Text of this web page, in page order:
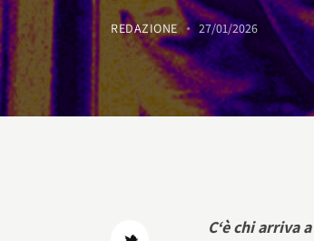
REDAZIONE 27/01/2026
C‘è chi arriva